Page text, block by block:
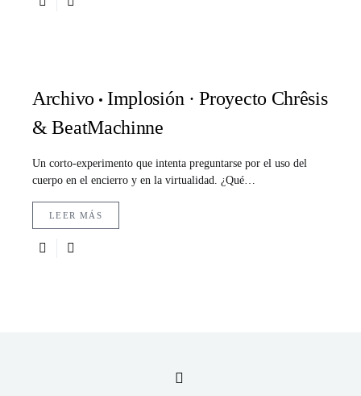
Archivo
Implosión · Proyecto Chrêsis
& BeatMachinne
Un corto-experimento que intenta preguntarse por el uso del
cuerpo en el encierro y en la virtualidad. ¿Qué…
LEER MÁS